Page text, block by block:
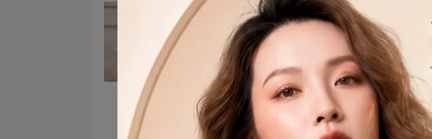
熱天質感穿搭：涼感衣4大穿
搭技巧，清爽顯瘦不尷尬
2026-06-02
職場穿搭女
顯瘦穿搭
約會穿搭
穿搭分享
減齡穿搭
40歲穿搭